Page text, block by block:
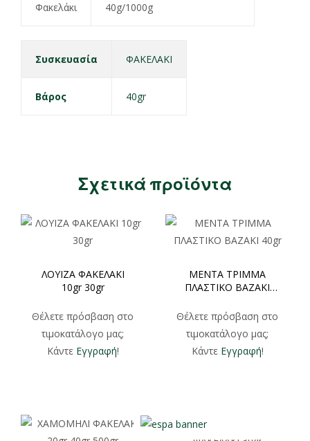
Φακελάκι 40g/1000g
Συσκευασία ΦΑΚΕΛΑΚΙ
Βάρος 40gr
Σχετικά προϊόντα
ΛΟΥΙΖΑ ΦΑΚΕΛΑΚΙ
10gr 30gr
Θέλετε πρόσβαση στο
τιμοκατάλογο μας;
Κάντε Εγγραφή!
ΜΕΝΤΑ ΤΡΙΜΜΑ
ΠΛΑΣΤΙΚΟ ΒΑΖΑΚΙ
Θέλετε πρόσβαση στο
τιμοκατάλογο μας;
Κάντε Εγγραφή!